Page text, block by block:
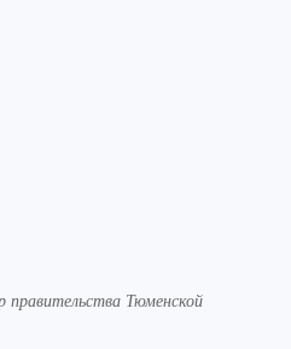
Тюменской